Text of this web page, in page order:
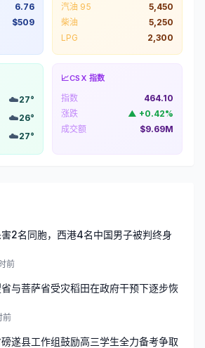
6.76
$509
汽油 95
5,450
柴油
5,250
LPG
2,300
☁️27°
☁️26°
☁️27°
📈CSX 指数
指数
464.10
涨跌
▲ +0.42%
成交额
$9.69M
2名同胞，西港4名中国男子被判终身
前
与菩萨省受灾稻田在政府干预下逐步恢
前
遂县工作组鼓励高三学生全力备考争取